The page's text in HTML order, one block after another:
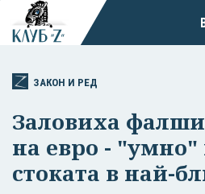
ЗАКОН И РЕД
Заловиха
на евро - "умно"
стоката в най-